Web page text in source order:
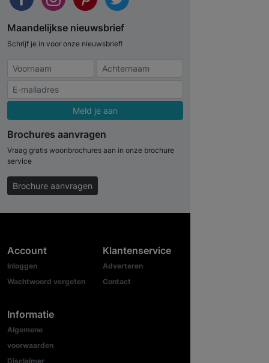
Maandelijkse nieuwsbrief
Schrijf je in voor onze nieuwsbrief!
Meld je aan
Brochures aanvragen
Vraag gratis woonbrochures aan in onze brochure
service
Brochure aanvragen
Account
Inloggen
Wachtwoord vergeten
Informatie
Algemene
voorwaarden
Disclaimer
Klantenservice
Adverteren
Contact